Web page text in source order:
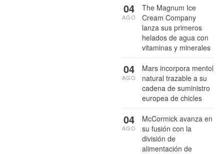
The Magnum Ice
Cream Company
lanza sus primeros
helados de agua con
vitaminas y minerales
04
AGO
Mars incorpora mentol
natural trazable a su
cadena de suministro
europea de chicles
04
AGO
McCormick avanza en
su fusión con la
división de
alimentación de
04
AGO